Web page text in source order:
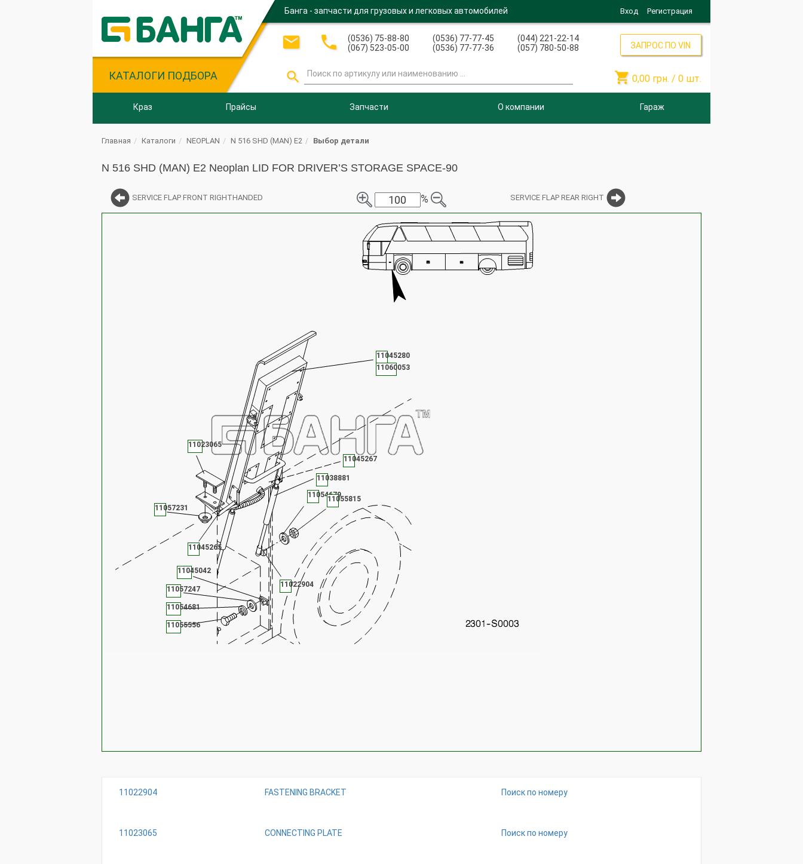
КАТАЛОГИ ПОДБОРА
Банга - запчасти для грузовых и легковых автомобилей Вход Регистрация
 
(0536) 75-88-80
(067) 523-05-00
(0536) 77-77-45
(0536) 77-77-36
(044) 221-22-14
(057) 780-50-88

ЗАПРОС ПО VIN
 0,00 грн. / 0 шт.
Краз Прайсы Запчасти О компании Гараж
Главная Каталоги NEOPLAN N 516 SHD (MAN) E2 Выбор детали
N 516 SHD (MAN) E2 Neoplan LID FOR DRIVER’S STORAGE SPACE-90
SERVICE FLAP FRONT RIGHTHANDED % SERVICE FLAP REAR RIGHT
11022904
11023065
11038881
11045042
11045265
11045267
11045280
11054679
11054681
11055556
11055815
11057231
11057247
11060053
11022904 FASTENING BRACKET Поиск по номеру
11023065 CONNECTING PLATE Поиск по номеру